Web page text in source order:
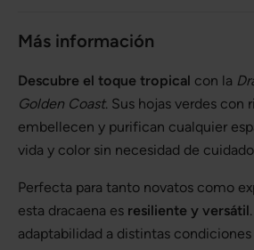
Más información
Descubre el toque tropical con la
Golden Coast. Sus hojas verdes con
embellecen y purifican cualquier
vida y color sin necesidad de
Perfecta para tanto novatos como
esta dracaena es resiliente y versátil
adaptabilidad a distintas